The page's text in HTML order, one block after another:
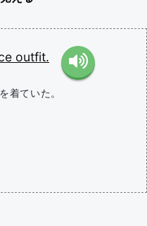
outfit.
着ていた。